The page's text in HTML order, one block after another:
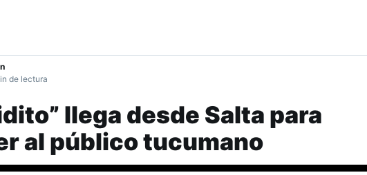
de lectura
llega desde Salta para
al público tucumano